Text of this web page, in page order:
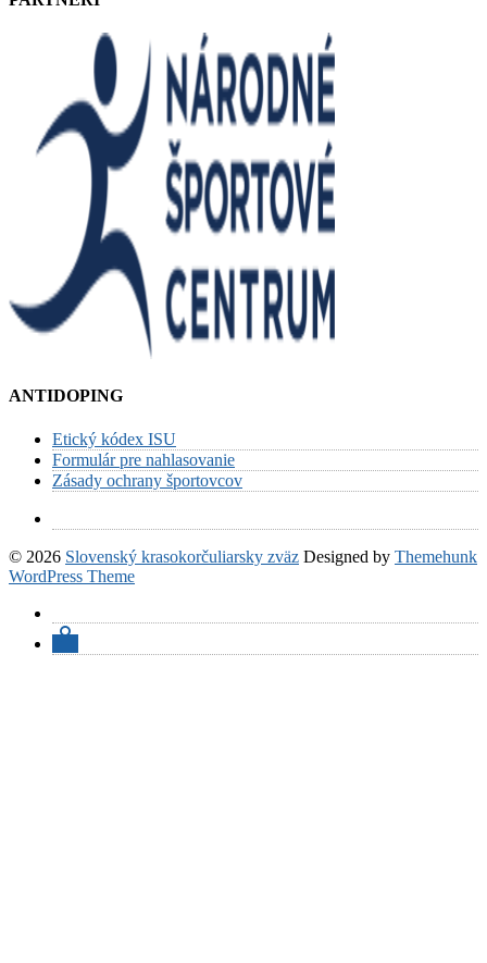
ANTIDOPING
Etický kódex ISU
Formulár pre nahlasovanie
Zásady ochrany športovcov
© 2026 Slovenský krasokorčuliarsky zväz Designed by Themehunk
WordPress Theme